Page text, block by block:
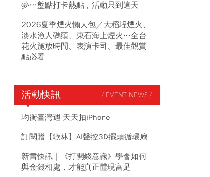
夢…盤點打卡熱點，活動只到這天
2026夏季煙火懶人包／大稻埕煙火、
淡水漁人碼頭、東石海上煙火…全台
花火施放時間、表演卡司、最佳觀賞
點必看
活動快訊 / EVENT NEWS /
均衡臺灣週 天天抽iPhone
訂閱贈【歌林】AI聲控3D擺頭循環扇
新書快訊｜《打開錢意識》學會如何
與金錢相處，才能真正體現富足